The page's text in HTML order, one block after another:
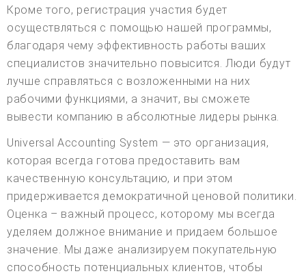
Кроме того, регистрация участия будет
осуществляться с помощью нашей программы,
благодаря чему эффективность работы ваших
специалистов значительно повысится. Люди будут
лучше справляться с возложенными на них
рабочими функциями, а значит, вы сможете
вывести компанию в абсолютные лидеры рынка.
Universal Accounting System — это организация,
которая всегда готова предоставить вам
качественную консультацию, и при этом
придерживается демократичной ценовой политики.
Оценка – важный процесс, которому мы всегда
уделяем должное внимание и придаем большое
значение. Мы даже анализируем покупательную
способность потенциальных клиентов, чтобы